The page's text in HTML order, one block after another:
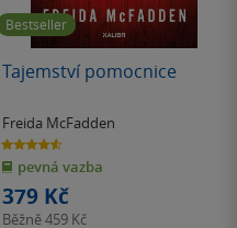
Bestseller
Tajemství pomocnice
Freida McFadden
4.6
z
5
hvězdiček
pevná vazba
379 Kč
Běžně459 Kč